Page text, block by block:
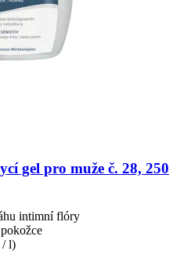
gel pro muže č. 28, 250
intimní flóry
/ l)